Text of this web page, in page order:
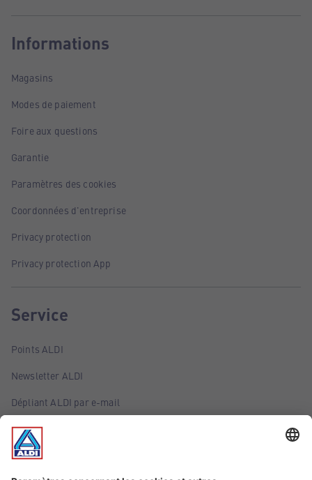
Informations
Magasins
Modes de paiement
Foire aux questions
Garantie
Paramètres des cookies
Coordonnées d'entreprise
Privacy protection
Privacy protection App
Service
Points ALDI
Newsletter ALDI
Dépliant ALDI par e-mail
Offres
Infos essentielles